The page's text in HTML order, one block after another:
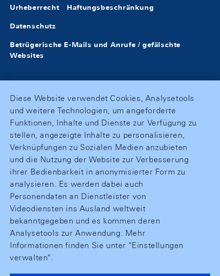
Urheberrecht Haftungsbeschränkung
Datenschutz
Betrügerische E-Mails und Anrufe / gefälschte
Websites
Diese Website verwendet Cookies, Analysetools
und weitere Technologien, um angeforderte
Funktionen, Inhalte und Dienste zur Verfügung zu
stellen, angezeigte Inhalte zu personalisieren,
Verknüpfungen zu Sozialen Medien anzubieten
und die Nutzung der Website zur Verbesserung
ihrer Bedienbarkeit in anonymisierter Form zu
analysieren. Es werden dabei auch
Personendaten an Dienstleister von
Videodiensten ins Ausland weltweit
bekanntgegeben und es kommen deren
Analysetools zur Anwendung. Mehr
Informationen finden Sie unter "Einstellungen
verwalten".